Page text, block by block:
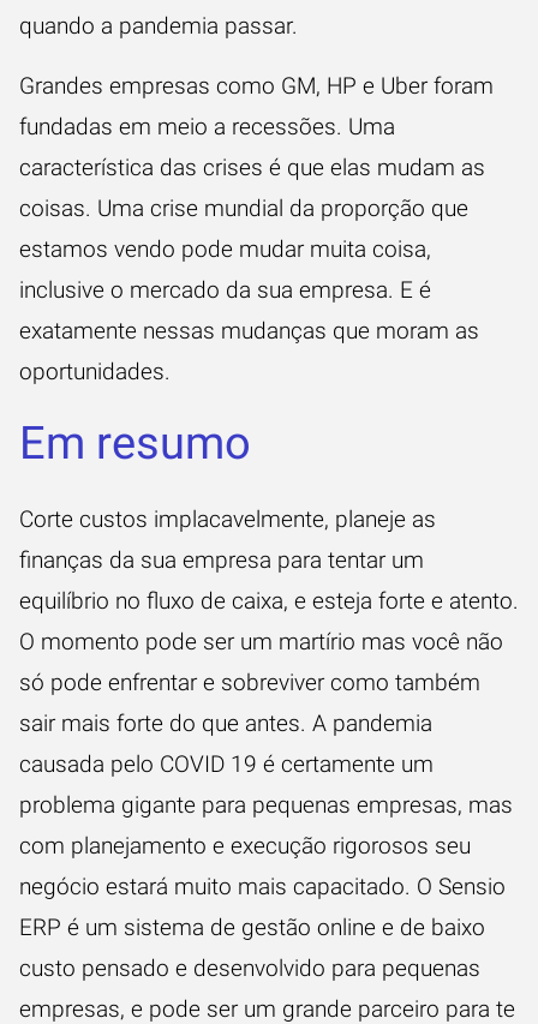
quando a pandemia passar.
Grandes empresas como GM, HP e Uber foram
fundadas em meio a recessões. Uma
característica das crises é que elas mudam as
coisas. Uma crise mundial da proporção que
estamos vendo pode mudar muita coisa,
inclusive o mercado da sua empresa. E é
exatamente nessas mudanças que moram as
oportunidades.
Em resumo
Corte custos implacavelmente, planeje as
finanças da sua empresa para tentar um
equilíbrio no fluxo de caixa, e esteja forte e atento.
O momento pode ser um martírio mas você não
só pode enfrentar e sobreviver como também
sair mais forte do que antes. A pandemia
causada pelo COVID 19 é certamente um
problema gigante para pequenas empresas, mas
com planejamento e execução rigorosos seu
negócio estará muito mais capacitado. O Sensio
ERP é um sistema de gestão online e de baixo
custo pensado e desenvolvido para pequenas
empresas, e pode ser um grande parceiro para te